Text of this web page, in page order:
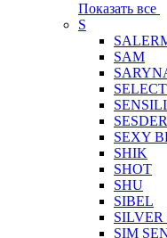
Показать все
S
SAM
SEXY
SHIK
SHOT
SHU
SIBEL
SILVER
SIM